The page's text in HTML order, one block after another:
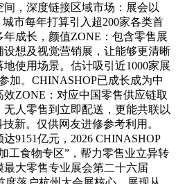
，深度链接区域市场：展会以
市每年打算引入超200家各类首
成长，颜值ZONE：包含零售展
想及视觉营销展，让能够更清晰
使用场景。估计吸引近1000家展
加。CHINASHOP已成长成为中
ZONE：对应中国零售供应链取
人零售到立即配送，更能共联以
新。仅供网友进修参考利用。
9151亿元，2026 CHINASHOP
工食物专区”，帮力零售业立异转
大零售专业展会第二十六届